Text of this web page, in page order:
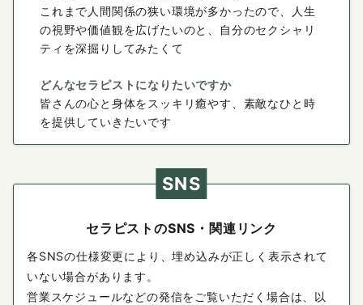
これまで人間関係の狭い環境が多かったので、人生
の視野や価値観を広げたいのと、自分のセクシャリ
ティを深掘りしてみたくて
どんなセラピストになりたいですか
皆さんの心と身体をスッキリ癒やす、素敵なひと時
を提供していきたいです
SNS
セラピストのSNS・関連リンク
各SNSの仕様変更により、埋め込みが正しく表示されて
いない場合があります。
営業スケジュールなどの発信をご覧いただく場合は、以